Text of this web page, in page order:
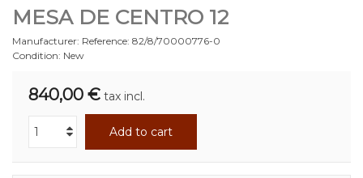
MESA DE CENTRO 12
Manufacturer: Reference: 82/8/70000776-0
Condition: New
840,00 € tax incl.
Add to cart